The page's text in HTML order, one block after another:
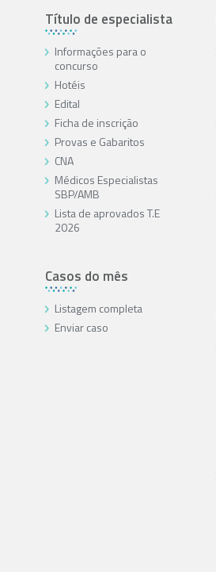
Título de especialista
Informações para o
concurso
Hotéis
Edital
Ficha de inscrição
Provas e Gabaritos
CNA
Médicos Especialistas
SBP/AMB
Lista de aprovados T.E
2026
Casos do mês
Listagem completa
Enviar caso